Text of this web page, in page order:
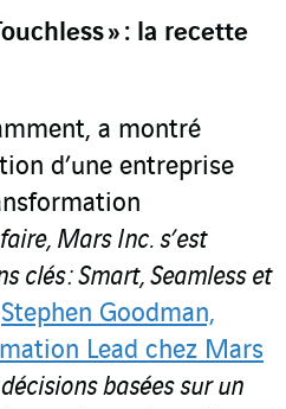
» : la recette
a montré
d’une entreprise
Mars Inc. s’est
clés : Smart, Seamless et
Stephen Goodman,
Lead chez Mars
basées sur un